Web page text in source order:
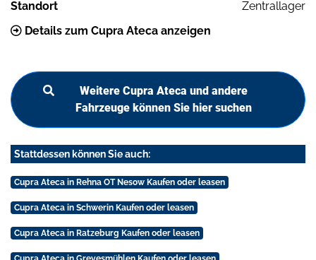
Standort
Zentrallager
Details zum Cupra Ateca anzeigen
Weitere Cupra Ateca und andere
Fahrzeuge können Sie hier suchen
Stattdessen können Sie auch:
Cupra Ateca in Rehna OT Nesow Kaufen oder leasen
Cupra Ateca in Schwerin Kaufen oder leasen
Cupra Ateca in Ratzeburg Kaufen oder leasen